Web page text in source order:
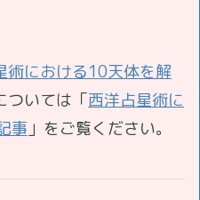
術における10天体を解
ついては「西洋占星術に
事 」をご覧ください。